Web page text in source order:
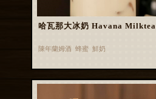
哈瓦那大冰奶 Havana Milktea
陳年蘭姆酒 蜂蜜 鮮奶